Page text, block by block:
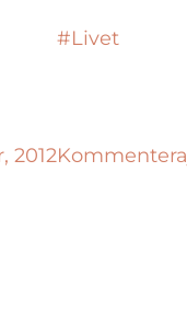
#Livet
2012Kommentera